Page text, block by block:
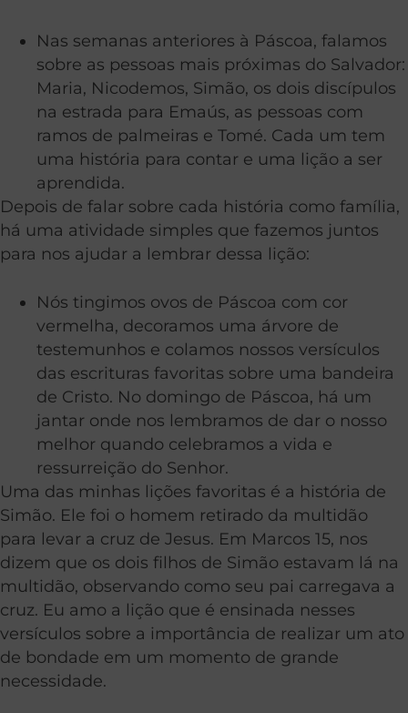
Nas semanas anteriores à Páscoa, falamos
sobre as pessoas mais próximas do Salvador:
Maria, Nicodemos, Simão, os dois discípulos
na estrada para Emaús, as pessoas com
ramos de palmeiras e Tomé. Cada um tem
uma história para contar e uma lição a ser
aprendida.
Depois de falar sobre cada história como família,
há uma atividade simples que fazemos juntos
para nos ajudar a lembrar dessa lição:
Nós tingimos ovos de Páscoa com cor
vermelha, decoramos uma árvore de
testemunhos e colamos nossos versículos
das escrituras favoritas sobre uma bandeira
de Cristo. No domingo de Páscoa, há um
jantar onde nos lembramos de dar o nosso
melhor quando celebramos a vida e
ressurreição do Senhor.
Uma das minhas lições favoritas é a história de
Simão. Ele foi o homem retirado da multidão
para levar a cruz de Jesus. Em Marcos 15, nos
dizem que os dois filhos de Simão estavam lá na
multidão, observando como seu pai carregava a
cruz. Eu amo a lição que é ensinada nesses
versículos sobre a importância de realizar um ato
de bondade em um momento de grande
necessidade.